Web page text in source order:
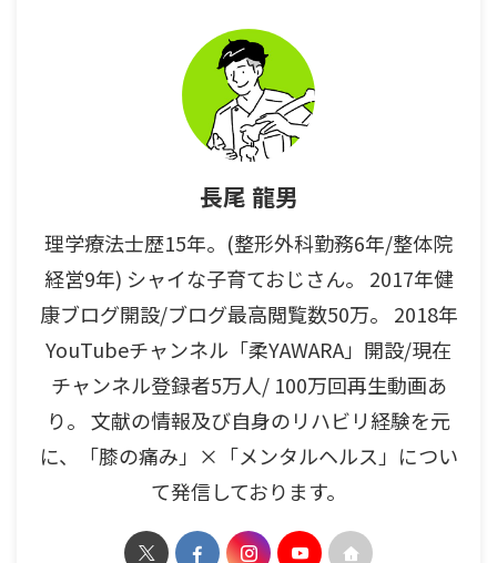
痛みも出てしまう。 今回の記事
ではこれらについて詳しく解説し
長尾 龍男
理学療法士歴15年。(整形外科勤務6年/整体院
経営9年) シャイな子育ておじさん。 2017年健
康ブログ開設/ブログ最高閲覧数50万。 2018年
YouTubeチャンネル「柔YAWARA」開設/現在
チャンネル登録者5万人/ 100万回再生動画あ
り。 文献の情報及び自身のリハビリ経験を元
に、「膝の痛み」×「メンタルヘルス」につい
て発信しております。